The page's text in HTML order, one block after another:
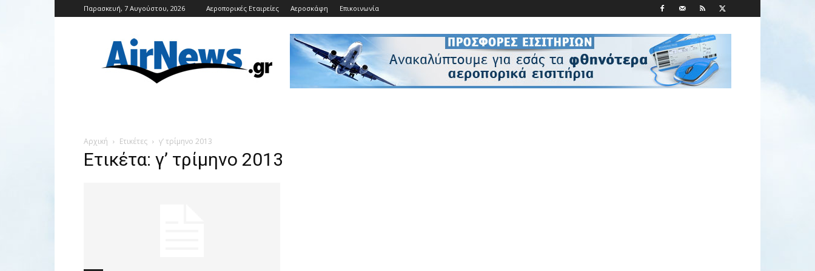
Παρασκευή, 7 Αυγούστου, 2026 Αεροπορικές Εταιρείες Αεροσκάφη Επικοινωνία
Αρχική Ετικέτες γ’ τρίμηνο 2013
Ετικέτα: γ’ τρίμηνο 2013